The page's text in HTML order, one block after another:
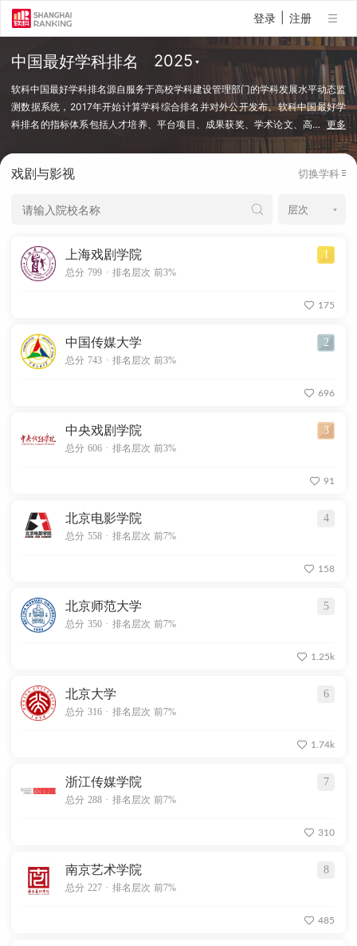
登录 注册
中国最好学科排名
…更多
软科中国最好学科排名源自服务于高校学科建设管理部门的学科发展水平动态监
测数据系统，2017年开始计算学科综合排名并对外公开发布。软科中国最好学
科排名的指标体系包括人才培养、平台项目、成果获奖、学术论文、高
端人才等指标类别，使用百余项学科建设管理中密切关注的指标变量，强调通过
好学科排名采用的学科口径是国务院学位委员会、教育部颁布的《研究生教育学
对象是在该学科设有研究生学位授权点的所有高校，发布的是在该学科排名前
业学位类别，涉及超过500所高校的上万个学科点（查看排名方法）。
戏剧与影视 切换学科
上海戏剧学院 1
总分 799 . 排名层次 前3%
175
中国传媒大学 2
总分 743 . 排名层次 前3%
696
中央戏剧学院 3
总分 606 . 排名层次 前3%
91
北京电影学院 4
总分 558 . 排名层次 前7%
158
北京师范大学 5
总分 350 . 排名层次 前7%
1.25k
北京大学 6
总分 316 . 排名层次 前7%
1.74k
浙江传媒学院 7
总分 288 . 排名层次 前7%
310
南京艺术学院 8
总分 227 . 排名层次 前7%
485